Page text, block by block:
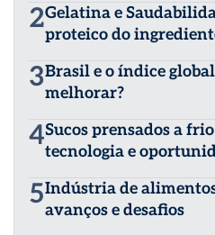
2Gelatina e
proteico do
3Brasil e o índice
melhorar?
4Sucos prensados a
tecnologia e
5Indústria de
avanços e desafios